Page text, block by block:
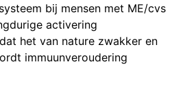
bij mensen met ME/cvs
activering
het van nature zwakker en
immuunveroudering